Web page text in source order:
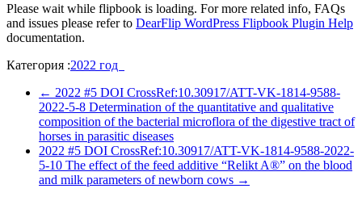
Please wait while flipbook is loading. For more related info, FAQs
and issues please refer to DearFlip WordPress Flipbook Plugin Help
documentation.
Категория :2022 год
← 2022 #5 DOI CrossRef:10.30917/ATT-VK-1814-9588-
2022-5-8 Determination of the quantitative and qualitative
composition of the bacterial microflora of the digestive tract of
horses in parasitic diseases
2022 #5 DOI CrossRef:10.30917/ATT-VK-1814-9588-2022-
5-10 The effect of the feed additive “Relikt A®” on the blood
and milk parameters of newborn cows →